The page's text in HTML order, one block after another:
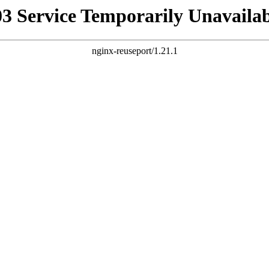
Service Temporarily
nginx-reuseport/1.21.1